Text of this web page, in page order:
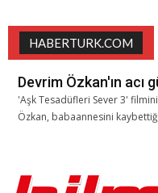
HABERTURK.COM
Devrim Özkan'ın acı
'Aşk Tesadüfleri Sever 3'
Özkan, babaannesini